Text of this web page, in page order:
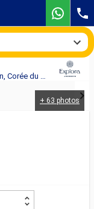
Croisière EXPLORA III : Canada, États-Unis, Japon, Corée du Sud au départ de Vancouver
+ 63 photos